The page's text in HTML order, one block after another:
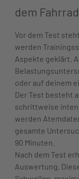
dem
Vor dem Test
werden
Aspekte geklärt.
oder auf deinem
Der Test besteht
schrittweise
werden
gesamte
90 Minuten.
Nach dem Test
Auswertung.